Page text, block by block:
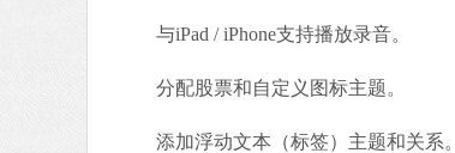
与iPad / iPhone支持播放录音。
分配股票和自定义图标主题。
添加浮动文本（标签）主题和关系。